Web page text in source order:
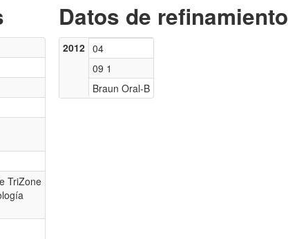
TriZone
Datos de refinamiento
2012 04
09 1
Braun Oral-B